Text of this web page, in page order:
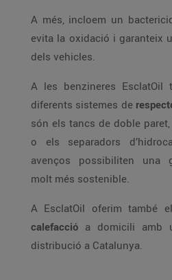
A més, incloem un
evita la oxidació i garanteix
dels vehicles.
A les benzineres EsclatOil
diferents sistemes de
són els tancs de doble
o els separadors
avenços possibiliten una
molt més sostenible.
A EsclatOil oferim també el
calefacció a domicili amb
distribució a Catalunya.